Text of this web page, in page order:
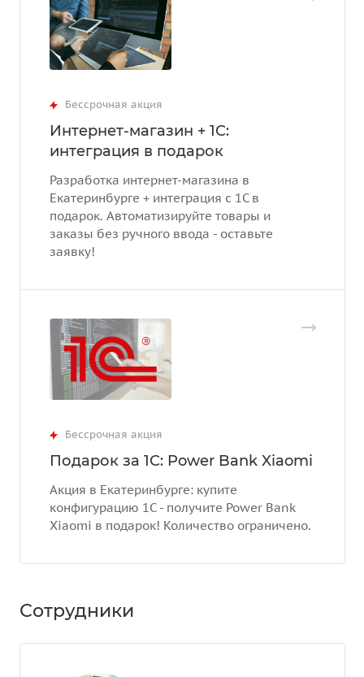
Бессрочная акция
Интернет-магазин + 1С:
интеграция в подарок
Разработка интернет-магазина в
Екатеринбурге + интеграция с 1С в
подарок. Автоматизируйте товары и
заказы без ручного ввода - оставьте
заявку!
Бессрочная акция
Подарок за 1С: Power Bank Xiaomi
Акция в Екатеринбурге: купите
конфигурацию 1С - получите Power Bank
Xiaomi в подарок! Количество ограничено.
Сотрудники